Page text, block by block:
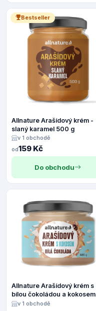
Bestseller
Allnature Arašídový krém -
slaný karamel 500 g
v 1 obchodě
od159 Kč
Do obchodu
Allnature Arašídový krém s
bílou čokoládou a kokosem
220 g
v 1 obchodě